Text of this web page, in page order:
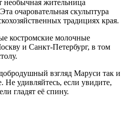
необычная жительница
очаровательная скульптура
традициях края.
костромские молочные
и Санкт-Петербург, в том
взгляд Маруси так и
удивляйтесь, если увидите,
гладят её спину.